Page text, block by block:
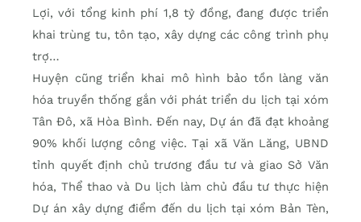
Lợi, với tổng kinh phí 1,8 tỷ đồng, đang được triển
khai trùng tu, tôn tạo, xây dựng các công trình phụ
trợ…
Huyện cũng triển khai mô hình bảo tồn làng văn
hóa truyền thống gắn với phát triển du lịch tại xóm
Tân Đô, xã Hòa Bình. Đến nay, Dự án đã đạt khoảng
90% khối lượng công việc. Tại xã Văn Lăng, UBND
tỉnh quyết định chủ trương đầu tư và giao Sở Văn
hóa, Thể thao và Du lịch làm chủ đầu tư thực hiện
Dự án xây dựng điểm đến du lịch tại xóm Bản Tèn,